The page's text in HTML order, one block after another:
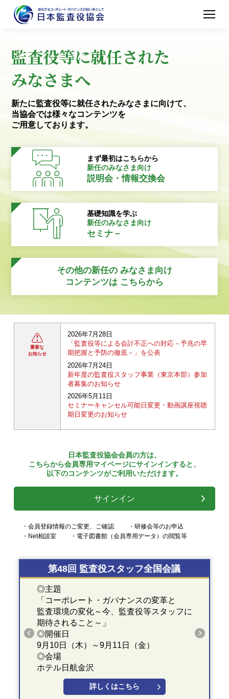
監査役等に就任された
みなさまへ
新たに監査役等に就任されたみなさまに向けて、
当協会では様々なコンテンツを
ご用意しております。
まず最初はこちらから
新任のみなさま向け
説明会・情報交換会
基礎知識を学ぶ
新任のみなさま向け
セミナ－
その他の新任の みなさま向け
コンテンツは こちらから
重要な
お知らせ
2026年7月28日
「監査役等による会計不正への対応－予兆の早
期把握と予防の徹底－」を公表
2026年7月24日
新年度の監査役スタッフ事業（東京本部）参加
者募集のお知らせ
2026年5月11日
セミナーキャンセル可能日変更・動画講座視聴
期日変更のお知らせ
日本監査役協会会員の方は、
こちらから会員専用マイページにサインインすると、
以下のコンテンツがご利用いただけます。
サインイン
・会員登録情報のご変更、ご確認
・研修会等のお申込
・Net相談室
・電子図書館（会員専用データ）の閲覧等
第48回 監査役スタッフ全国会議
◎主題
「コーポレート・ガバナンスの変革と
監査環境の変化～今、監査役等スタッフに
期待されること～」
◎開催日
9月10日（木）～9月11日（金）
◎会場
ホテル日航金沢
詳しくはこちら